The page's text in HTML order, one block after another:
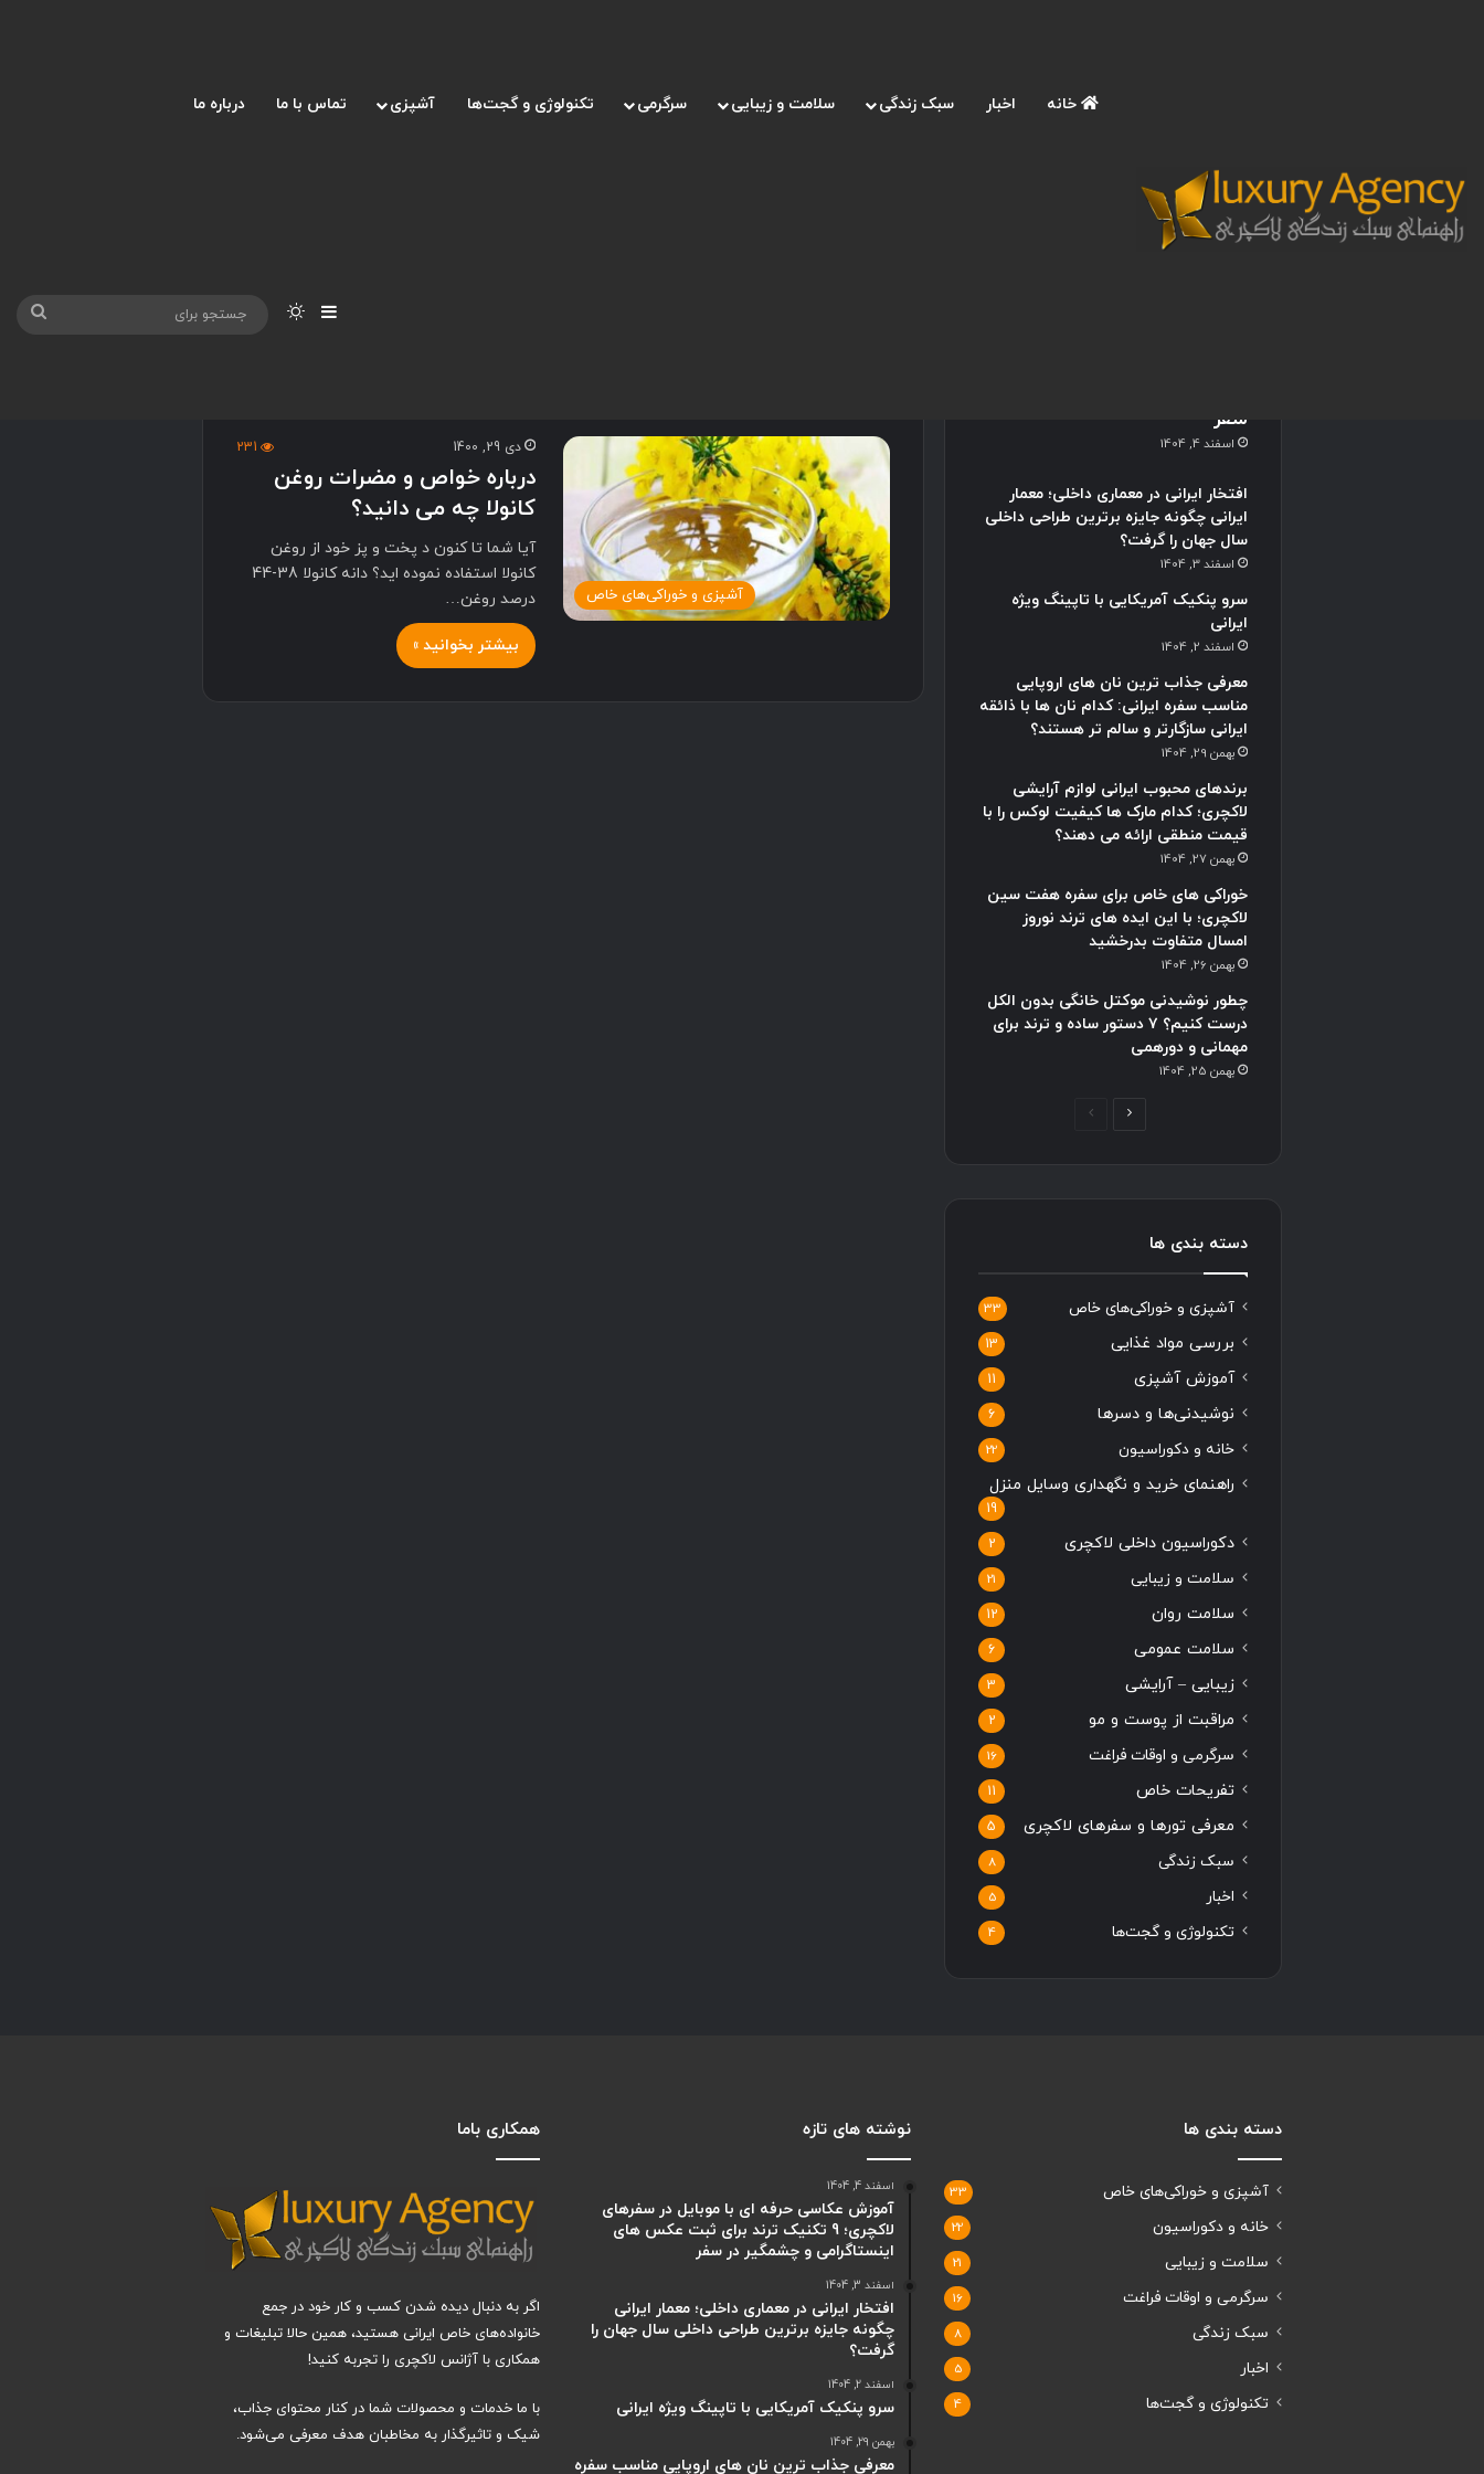
خانه اخبار سبک زندگی سلامت و زیبایی سرگرمی تکنولوژی و گجت‌ها آشپزی تماس با ما درباره ما
نوارکناریتغییر پوسته
آشپزی و خوراکی‌های خاص
دی 29, 1400 231
درباره خواص و مضرات روغن
کانولا چه می دانید؟
آیا شما تا کنون د پخت و پز خود از روغن
کانولا استفاده نموده اید؟ دانه کانولا 38-44
درصد روغن…
بیشتر بخوانید »
نوشته های تازه
سفر
اسفند 4, 1404
افتخار ایرانی در معماری داخلی؛ معمار
ایرانی چگونه جایزه برترین طراحی داخلی
سال جهان را گرفت؟
اسفند 3, 1404
سرو پنکیک آمریکایی با تاپینگ ویژه
ایرانی
اسفند 2, 1404
معرفی جذاب ترین نان های اروپایی
مناسب سفره ایرانی: کدام نان ها با ذائقه
ایرانی سازگارتر و سالم تر هستند؟
بهمن 29, 1404
برندهای محبوب ایرانی لوازم آرایشی
لاکچری؛ کدام مارک ها کیفیت لوکس را با
قیمت منطقی ارائه می دهند؟
بهمن 27, 1404
خوراکی های خاص برای سفره هفت سین
لاکچری؛ با این ایده های ترند نوروز
امسال متفاوت بدرخشید
بهمن 26, 1404
چطور نوشیدنی موکتل خانگی بدون الکل
درست کنیم؟ ۷ دستور ساده و ترند برای
مهمانی و دورهمی
بهمن 25, 1404
ل
دسته بندی ها
آشپزی و خوراکی‌های خاص 33
بررسی مواد غذایی 13
آموزش آشپزی 11
نوشیدنی‌ها و دسرها 6
خانه و دکوراسیون 22
راهنمای خرید و نگهداری وسایل منزل
19
دکوراسیون داخلی لاکچری 2
سلامت و زیبایی 21
سلامت روان 12
سلامت عمومی 6
زیبایی – آرایشی 3
مراقبت از پوست و مو 2
سرگرمی و اوقات فراغت 16
تفریحات خاص 11
معرفی تورها و سفرهای لاکچری 5
سبک زندگی 8
اخبار 5
تکنولوژی و گجت‌ها 4
دسته بندی ها
آشپزی و خوراکی‌های خاص 33
خانه و دکوراسیون 22
سلامت و زیبایی 21
سرگرمی و اوقات فراغت 16
سبک زندگی 8
اخبار 5
تکنولوژی و گجت‌ها 4
نوشته های تازه
اسفند 4, 1404
آموزش عکاسی حرفه ای با موبایل در سفرهای
لاکچری؛ 9 تکنیک ترند برای ثبت عکس های
اینستاگرامی و چشمگیر در سفر
اسفند 3, 1404
افتخار ایرانی در معماری داخلی؛ معمار ایرانی
چگونه جایزه برترین طراحی داخلی سال جهان را
گرفت؟
اسفند 2, 1404
سرو پنکیک آمریکایی با تاپینگ ویژه ایرانی
بهمن 29, 1404
معرفی جذاب ترین نان های اروپایی مناسب سفره
همکاری باما
اگر به دنبال دیده شدن کسب و کار خود در جمع
خانواده‌های خاص ایرانی هستید، همین حالا تبلیغات و
همکاری با آژانس لاکچری را تجربه کنید!
با ما خدمات و محصولات شما در کنار محتوای جذاب،
شیک و تاثیرگذار به مخاطبان هدف معرفی می‌شود.